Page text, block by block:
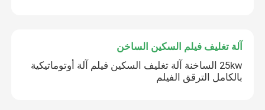
آلة تغليف فيلم السكين الساخن
25kw الساخنة آلة تغليف السكين فيلم آلة أوتوماتيكية
بالكامل الترقق الفيلم